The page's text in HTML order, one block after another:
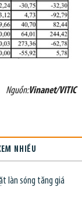
Nguồn:Vinanet/VITIC
NHIỀU
làn sóng tăng giá